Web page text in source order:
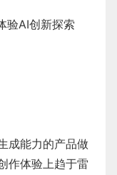
成能力的产品做
作体验上趋于雷